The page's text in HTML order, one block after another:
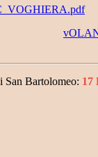
San Bartolomeo: 17